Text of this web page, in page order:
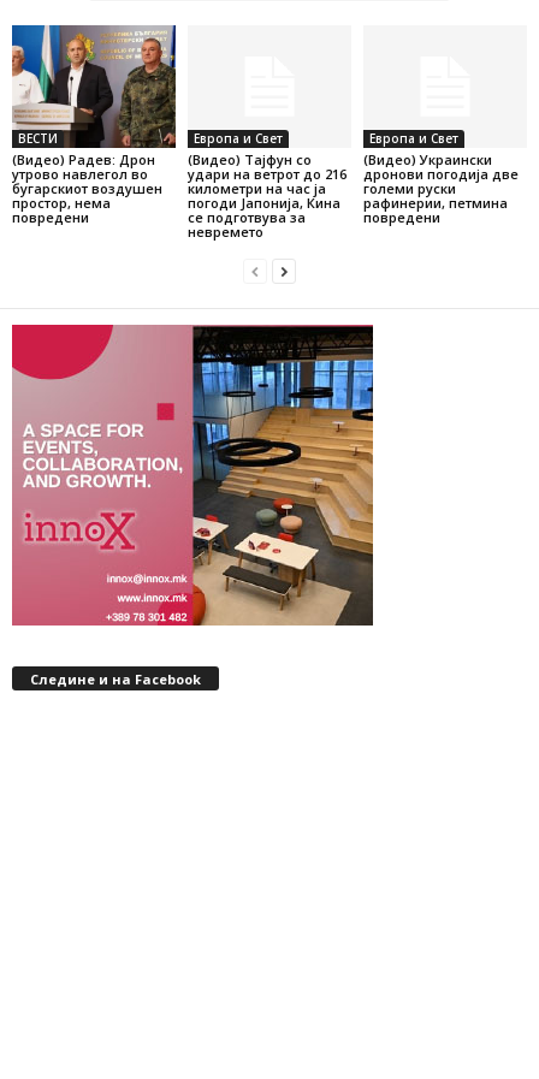
ВЕСТИ
(Видео) Радев: Дрон
утрово навлегол во
бугарскиот воздушен
простор, нема
повредени
Европа и Свет
(Видео) Тајфун со
удари на ветрот до 216
километри на час ја
погоди Јапонија, Кина
се подготвува за
невремето
Европа и Свет
(Видео) Украински
дронови погодија две
големи руски
рафинерии, петмина
повредени
Следине и на Facebook